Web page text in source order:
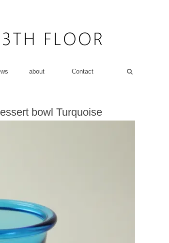
about Contact
bowl Turquoise